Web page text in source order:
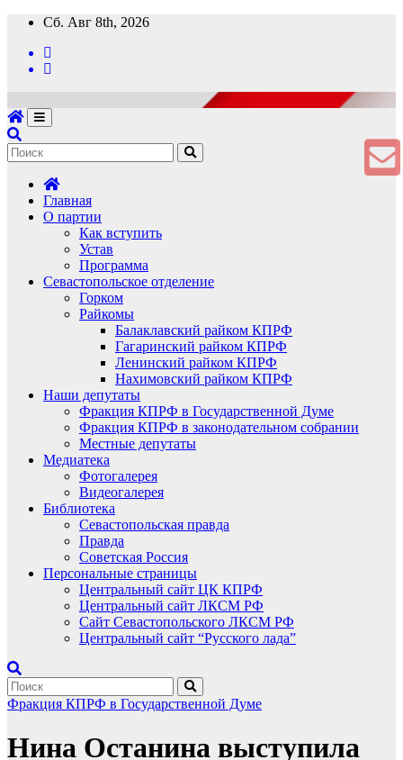
Перейти
содержимому
Сб. Авг 8th, 2026
Главная
О партии
Как вступить
Устав
Программа
Севастопольское отделение
Горком
Райкомы
Балаклавский райком КПРФ
Гагаринский райком КПРФ
Ленинский райком КПРФ
Нахимовский райком КПРФ
Наши депутаты
Фракция КПРФ в Государственной Думе
Фракция КПРФ в законодательном собрании
Местные депутаты
Медиатека
Фотогалерея
Видеогалерея
Библиотека
Севастопольская правда
Правда
Советская Россия
Персональные страницы
Центральный сайт ЦК КПРФ
Центральный сайт ЛКСМ РФ
Сайт Севастопольского ЛКСМ РФ
Центральный сайт “Русского лада”
Фракция КПРФ в Государственной Думе
Нина Останина выступила